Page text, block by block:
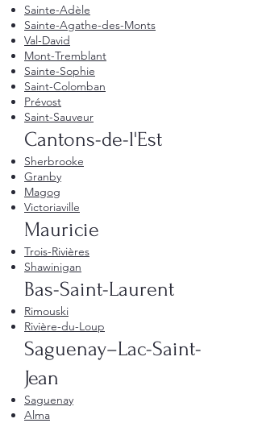
Sainte-Adèle
Sainte-Agathe-des-Monts
Val-David
Mont-Tremblant
Sainte-Sophie
Saint-Colomban
Prévost
Saint-Sauveur
Cantons-de-l'Est
Sherbrooke
Granby
Magog
Victoriaville
Mauricie
Trois-Rivières
Shawinigan
Bas-Saint-Laurent
Rimouski
Rivière-du-Loup
Saguenay–Lac-Saint-
Jean
Saguenay
Alma